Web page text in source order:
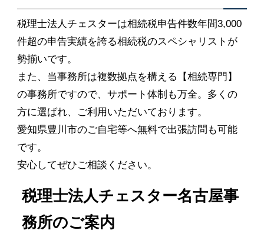
税理士法人チェスターは相続税申告件数年間3,000
件超の申告実績を誇る相続税のスペシャリストが
勢揃いです。
また、当事務所は複数拠点を構える【相続専門】
の事務所ですので、サポート体制も万全。多くの
方に選ばれ、ご利用いただいております。
愛知県豊川市のご自宅等へ無料で出張訪問も可能
です。
安心してぜひご相談ください。
税理士法人チェスター名古屋事
務所のご案内